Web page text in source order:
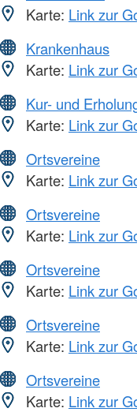
Karte: Link zur
Krankenhaus
Karte: Link zur
Kur- und
Karte: Link zur
Ortsvereine
Karte: Link zur
Ortsvereine
Karte: Link zur
Ortsvereine
Karte: Link zur
Ortsvereine
Karte: Link zur
Ortsvereine
Karte: Link zur